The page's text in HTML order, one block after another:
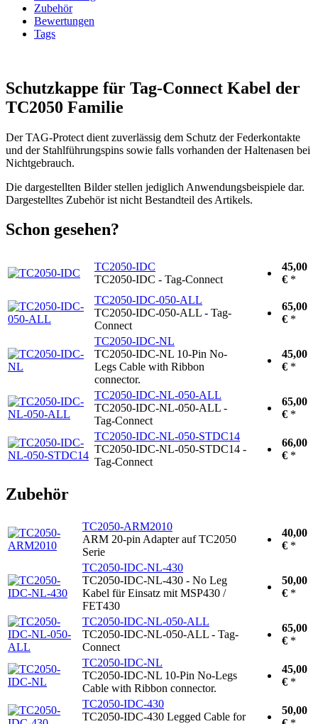
Zubehör
Bewertungen
Tags
Schutzkappe für Tag-Connect Kabel der
TC2050 Familie
Der TAG-Protect dient zuverlässig dem Schutz der Federkontakte
und der Stahlführungspins sowie falls vorhanden der Haltenasen bei
Nichtgebrauch.
Die dargestellten Bilder stellen jediglich Anwendungsbeispiele dar.
Dargestelltes Zubehör ist nicht Bestandteil des Artikels.
Schon gesehen?
TC2050-IDC
TC2050-IDC - Tag-Connect
45,00
€ *
TC2050-IDC-050-ALL
TC2050-IDC-050-ALL - Tag-
Connect
65,00
€ *
TC2050-IDC-NL
TC2050-IDC-NL 10-Pin No-
Legs Cable with Ribbon
connector.
45,00
€ *
TC2050-IDC-NL-050-ALL
TC2050-IDC-NL-050-ALL -
Tag-Connect
65,00
€ *
TC2050-IDC-NL-050-STDC14
TC2050-IDC-NL-050-STDC14 -
Tag-Connect
66,00
€ *
Zubehör
TC2050-ARM2010
ARM 20-pin Adapter auf TC2050
Serie
40,00
€ *
TC2050-IDC-NL-430
TC2050-IDC-NL-430 - No Leg
Kabel für Einsatz mit MSP430 /
FET430
50,00
€ *
TC2050-IDC-NL-050-ALL
TC2050-IDC-NL-050-ALL - Tag-
Connect
65,00
€ *
TC2050-IDC-NL
TC2050-IDC-NL 10-Pin No-Legs
Cable with Ribbon connector.
45,00
€ *
TC2050-IDC-430
TC2050-IDC-430 Legged Cable for
50,00